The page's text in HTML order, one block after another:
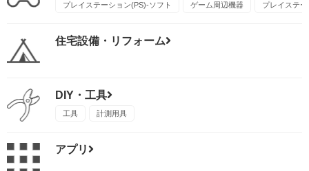
プレイステーション(PS)-ソフト ゲーム周辺機器 プレイステ
住宅設備・リフォーム
DIY・工具
工具 計測用具
アプリ